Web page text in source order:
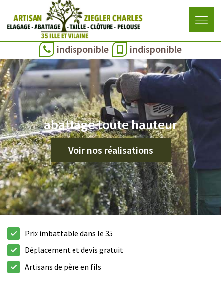
indisponible indisponible
abattage toute hauteur
Voir nos réalisations
Prix imbattable dans le 35
Déplacement et devis gratuit
Artisans de père en fils